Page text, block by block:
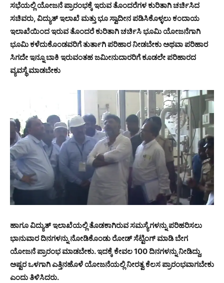
ಸಭೆಯಲ್ಲಿ ಯೋಜನೆ ಪ್ರಾರಂಭಕ್ಕೆ ಇರುವ ತೊಂದರೆಗಳ ಕುರಿತಾಗಿ ಚರ್ಚಿಸಿದ
ಸಚಿವರು, ವಿದ್ಯುತ್ ಇಲಾಖೆ ಮತ್ತು ಭೂ ಸ್ವಾದೀನ ಪಡಿಸಿಕೊಳ್ಳಲು ಕಂದಾಯ
ಇಲಾಖೆಯಿಂದ ಇರುವ ತೊಂದರೆ ಕುರಿತಾಗಿ ಚರ್ಚಿಸಿ ಭೂಮಿ ಯೋಜನೆಗಾಗಿ
ಭೂಮಿ ಕಳೆದುಕೊಂಡವರಿಗೆ ತುರ್ತಾಗಿ ಪರಿಹಾರ ನೀಡಬೇಕು ಅಥವಾ ಪರಿಹಾರ
ಸಿಗದೇ ಇನ್ನೂ ಬಾಕಿ ಇರುವಂತಹ ಜಮೀನುದಾರರಿಗೆ ಕೂಡಲೇ ಪರಿಹಾರದ
ವ್ಯವಸ್ಥೆ ಮಾಡಬೇಕು
ಹಾಗೂ ವಿದ್ಯುತ್ ಇಲಾಖೆಯಲ್ಲಿ ತೊಡಕಾಗಿರುವ ಸಮಸ್ಯೆಗಳನ್ನು ಪರಿಹರಿಸಲು
ಭಾನುವಾರ ದಿನಗಳನ್ನು ನೋಡಿಕೊಂಡು ರೋಡ್ ಸೆಟ್ಟಿಂಗ್ ಮಾಡಿ ಬೇಗ
ಯೋಜನೆ ಪ್ರಾರಂಭ ಮಾಡಬೇಕು. ಇದಕ್ಕೆ ಕೇವಲ 100 ದಿನಗಳನ್ನು ನೀಡಿದ್ದು,
ಅಷ್ಟರ ಒಳಗಾಗಿ ಎತ್ತಿನಹೊಳೆ ಯೋಜನೆಯಲ್ಲಿ ನೀರತ್ವ ಕೆಲಸ ಪ್ರಾರಂಭವಾಗಬೇಕು
ಎಂದು ತಿಳಿಸಿದರು.